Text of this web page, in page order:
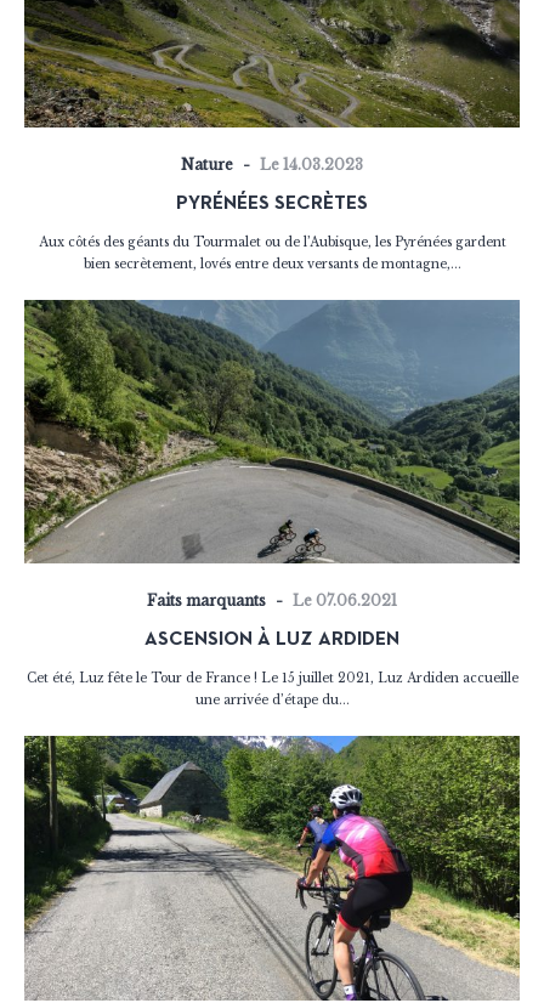
Nature Le 14.03.2023
PYRÉNÉES SECRÈTES
Aux côtés des géants du Tourmalet ou de l’Aubisque, les Pyrénées gardent
bien secrètement, lovés entre deux versants de montagne,...
Faits marquants Le 07.06.2021
ASCENSION À LUZ ARDIDEN
Cet été, Luz fête le Tour de France ! Le 15 juillet 2021, Luz Ardiden accueille
une arrivée d’étape du...